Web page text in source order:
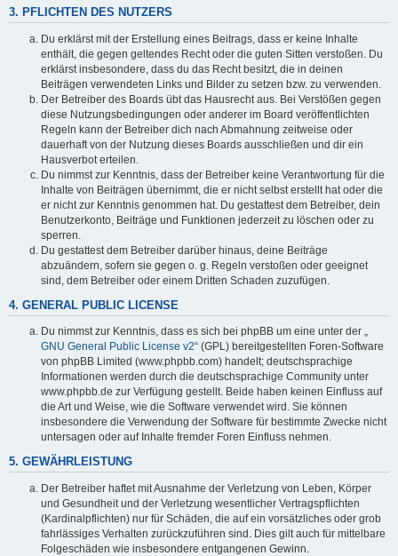
3. PFLICHTEN DES NUTZERS
Du erklärst mit der Erstellung eines Beitrags, dass er keine Inhalte
enthält, die gegen geltendes Recht oder die guten Sitten verstoßen. Du
erklärst insbesondere, dass du das Recht besitzt, die in deinen
Beiträgen verwendeten Links und Bilder zu setzen bzw. zu verwenden.
Der Betreiber des Boards übt das Hausrecht aus. Bei Verstößen gegen
diese Nutzungsbedingungen oder anderer im Board veröffentlichten
Regeln kann der Betreiber dich nach Abmahnung zeitweise oder
dauerhaft von der Nutzung dieses Boards ausschließen und dir ein
Hausverbot erteilen.
Du nimmst zur Kenntnis, dass der Betreiber keine Verantwortung für die
Inhalte von Beiträgen übernimmt, die er nicht selbst erstellt hat oder die
er nicht zur Kenntnis genommen hat. Du gestattest dem Betreiber, dein
Benutzerkonto, Beiträge und Funktionen jederzeit zu löschen oder zu
sperren.
Du gestattest dem Betreiber darüber hinaus, deine Beiträge
abzuändern, sofern sie gegen o. g. Regeln verstoßen oder geeignet
sind, dem Betreiber oder einem Dritten Schaden zuzufügen.
4. GENERAL PUBLIC LICENSE
Du nimmst zur Kenntnis, dass es sich bei phpBB um eine unter der „
GNU General Public License v2“ (GPL) bereitgestellten Foren-Software
von phpBB Limited (www.phpbb.com) handelt; deutschsprachige
Informationen werden durch die deutschsprachige Community unter
www.phpbb.de zur Verfügung gestellt. Beide haben keinen Einfluss auf
die Art und Weise, wie die Software verwendet wird. Sie können
insbesondere die Verwendung der Software für bestimmte Zwecke nicht
untersagen oder auf Inhalte fremder Foren Einfluss nehmen.
5. GEWÄHRLEISTUNG
Der Betreiber haftet mit Ausnahme der Verletzung von Leben, Körper
und Gesundheit und der Verletzung wesentlicher Vertragspflichten
(Kardinalpflichten) nur für Schäden, die auf ein vorsätzliches oder grob
fahrlässiges Verhalten zurückzuführen sind. Dies gilt auch für mittelbare
Folgeschäden wie insbesondere entgangenen Gewinn.